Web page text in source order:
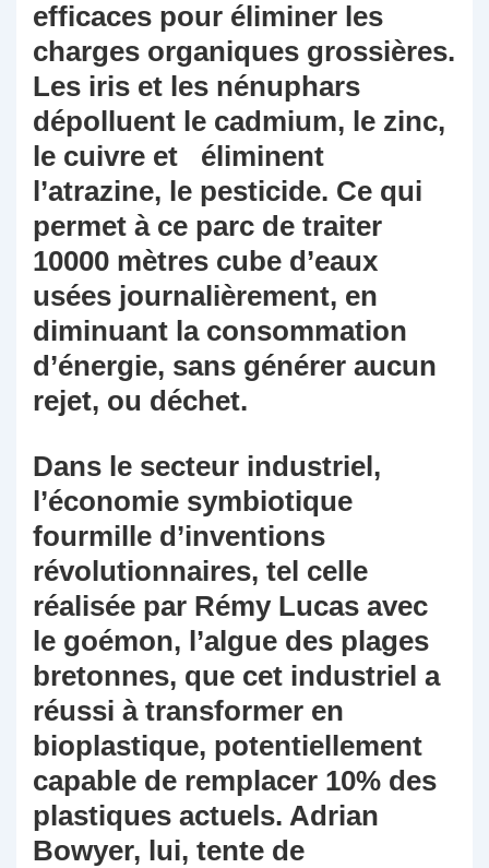
efficaces pour éliminer les
charges organiques grossières.
Les iris et les nénuphars
dépolluent le cadmium, le zinc,
le cuivre et éliminent
l’atrazine, le pesticide. Ce qui
permet à ce parc de traiter
10000 mètres cube d’eaux
usées journalièrement, en
diminuant la consommation
d’énergie, sans générer aucun
rejet, ou déchet.
Dans le secteur industriel,
l’économie symbiotique
fourmille d’inventions
révolutionnaires, tel celle
réalisée par Rémy Lucas avec
le goémon, l’algue des plages
bretonnes, que cet industriel a
réussi à transformer en
bioplastique, potentiellement
capable de remplacer 10% des
plastiques actuels. Adrian
Bowyer, lui, tente de